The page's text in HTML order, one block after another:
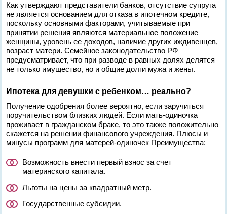
Как утверждают представители банков, отсутствие супруга
не является основанием для отказа в ипотечном кредите,
поскольку основными факторами, учитываемые при
принятии решения являются материальное положение
женщины, уровень ее доходов, наличие других иждивенцев,
возраст матери. Семейное законодательство РФ
предусматривает, что при разводе в равных долях делятся
не только имущество, но и общие долги мужа и жены.
Ипотека для девушки с ребенком… реально?
Получение одобрения более вероятно, если заручиться
поручительством близких людей. Если мать-одиночка
проживает в гражданском браке, то это также положительно
скажется на решении финансового учреждения. Плюсы и
минусы программ для матерей-одиночек Преимущества:
Возможность внести первый взнос за счет
материнского капитала.
Льготы на цены за квадратный метр.
Государственные субсидии.